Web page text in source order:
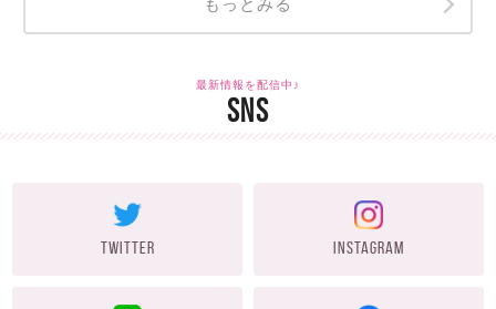
もっとみる
最新情報を配信中♪
SNS
TWITTER INSTAGRAM